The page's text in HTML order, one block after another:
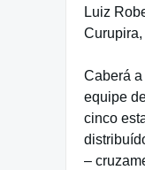
Luiz
Caberá
equipe
cinco
–